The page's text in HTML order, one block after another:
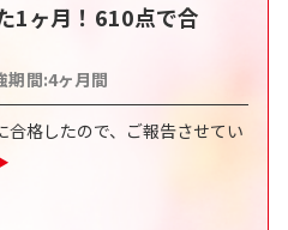
1ヶ月！610点で合
期間:4ヶ月間
格したので、ご報告させてい